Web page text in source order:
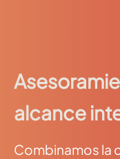
alcance
Combinamos la